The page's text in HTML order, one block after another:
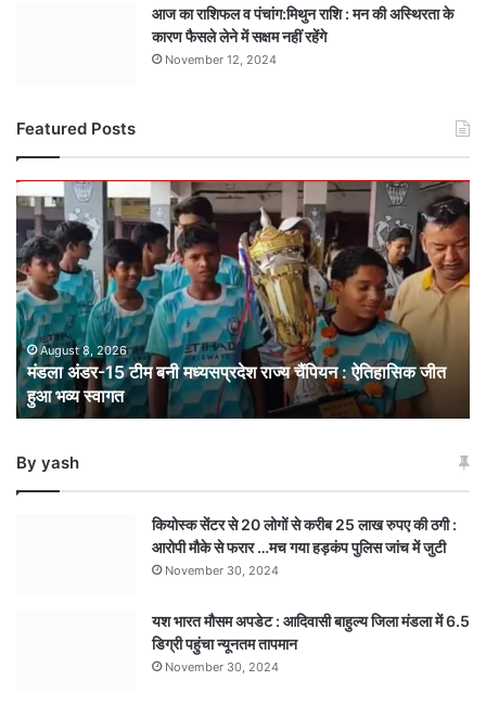
आज का राशिफल व पंचांग:मिथुन राशि : मन की अस्थिरता के
कारण फैसले लेने में सक्षम नहीं रहेंगे
November 12, 2024
Featured Posts
अंडर-15
टीम
बनी
मध्यसप्रदेश
राज्य
चैंपियन
: ऐतिहासिक
जीत
हुआ
भव्य
August 8, 2026
मंडला अंडर-15 टीम बनी मध्यसप्रदेश राज्य चैंपियन : ऐतिहासिक जीत
हुआ भव्य स्वागत
By yash
कियोस्क सेंटर से 20 लोगों से करीब 25 लाख रुपए की ठगी :
आरोपी मौके से फरार …मच गया हड़कंप पुलिस जांच में जुटी
November 30, 2024
यश भारत मौसम अपडेट : आदिवासी बाहुल्य जिला मंडला में 6.5
डिग्री पहुंचा न्यूनतम तापमान
November 30, 2024